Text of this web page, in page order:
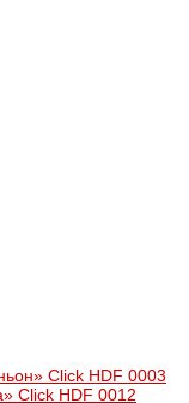
Click HDF 0003